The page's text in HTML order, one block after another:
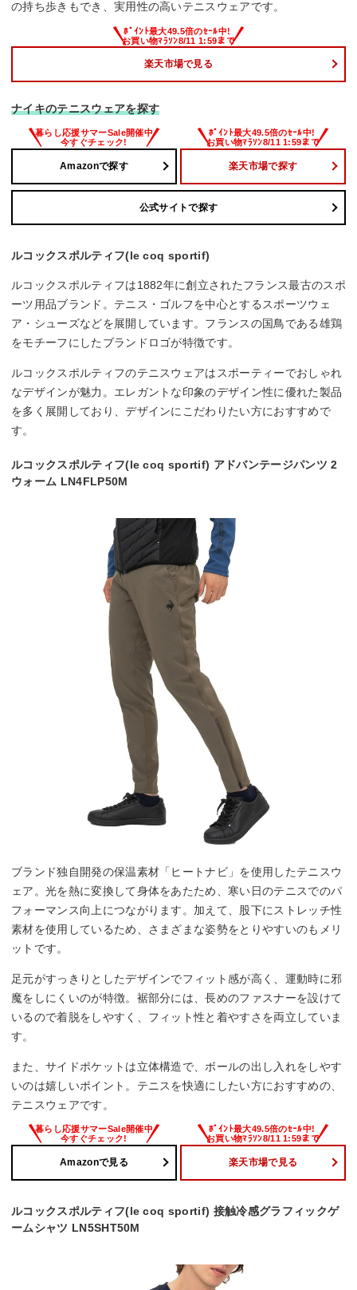
の持ち歩きもでき、実用性の高いテニスウェアです。
楽天市場で見る
ナイキのテニスウェアを探す
Amazonで探す 楽天市場で探す
公式サイトで探す
ルコックスポルティフ(le coq sportif)
ルコックスポルティフは1882年に創立されたフランス最古のスポ
ーツ用品ブランド。テニス・ゴルフを中心とするスポーツウェ
ア・シューズなどを展開しています。フランスの国鳥である雄鶏
をモチーフにしたブランドロゴが特徴です。
ルコックスポルティフのテニスウェアはスポーティーでおしゃれ
なデザインが魅力。エレガントな印象のデザイン性に優れた製品
を多く展開しており、デザインにこだわりたい方におすすめで
す。
ルコックスポルティフ(le coq sportif) アドバンテージパンツ 2
ウォーム LN4FLP50M
ブランド独自開発の保温素材「ヒートナビ」を使用したテニスウ
ェア。光を熱に変換して身体をあたため、寒い日のテニスでのパ
フォーマンス向上につながります。加えて、股下にストレッチ性
素材を使用しているため、さまざまな姿勢をとりやすいのもメリ
ットです。
足元がすっきりとしたデザインでフィット感が高く、運動時に邪
魔をしにくいのが特徴。裾部分には、長めのファスナーを設けて
いるので着脱をしやすく、フィット性と着やすさを両立していま
す。
また、サイドポケットは立体構造で、ボールの出し入れをしやす
いのは嬉しいポイント。テニスを快適にしたい方におすすめの、
テニスウェアです。
Amazonで見る 楽天市場で見る
ルコックスポルティフ(le coq sportif) 接触冷感グラフィックゲ
ームシャツ LN5SHT50M